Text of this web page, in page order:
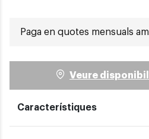
Paga en quotes mensuals
Veure
Característiques